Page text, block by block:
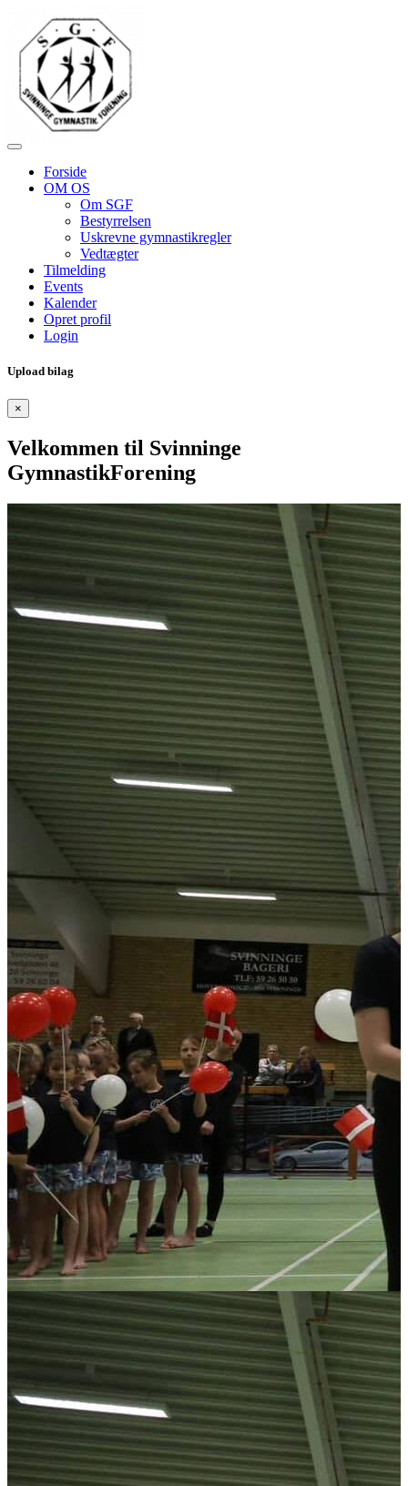
Forside
OM OS
Om SGF
Bestyrrelsen
Uskrevne gymnastikregler
Vedtægter
Tilmelding
Events
Kalender
Opret profil
Login
Upload bilag
×
Velkommen til Svinninge
GymnastikForening